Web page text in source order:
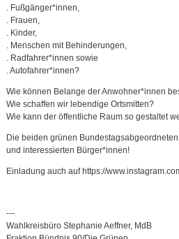
. Fußgänger*innen,
. Frauen,
. Kinder,
. Menschen mit Behinderungen,
. Radfahrer*innen sowie
. Autofahrer*innen?
Wie können Belange der Anwohner*innen
Wie schaffen wir lebendige Ortsmitten?
Wie kann der öffentliche Raum so gestaltet
Die beiden grünen
und interessierten Bürger*innen!
Einladung auch auf https://
---
Wahlkreisbüro Stephanie Aeffner, MdB